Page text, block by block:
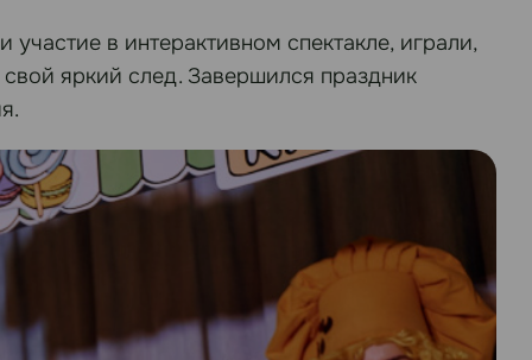
в интерактивном спектакле, играли,
яркий след. Завершился праздник